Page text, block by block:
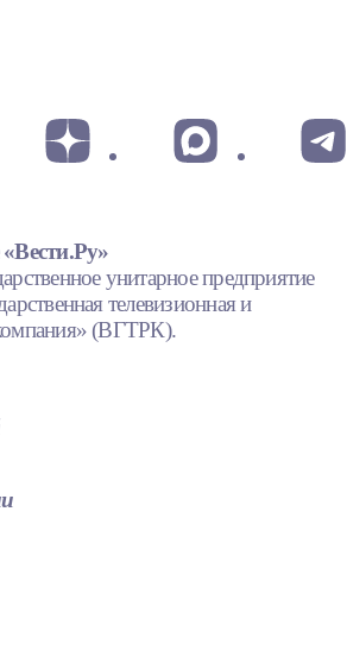
унитарное предприятие
телевизионная и
(ВГТРК).